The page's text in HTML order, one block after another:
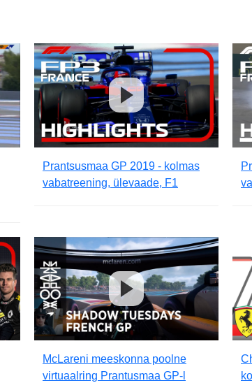
Prantsusmaa GP 2019 - kolmas
vabatreening, ülevaade, F1
McLareni meeskonna poolne
virtuaalring Prantusmaa GP-l